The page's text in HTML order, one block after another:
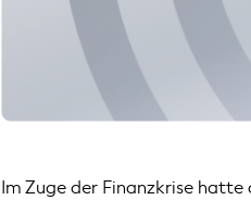
Im Zuge der Finanzkrise